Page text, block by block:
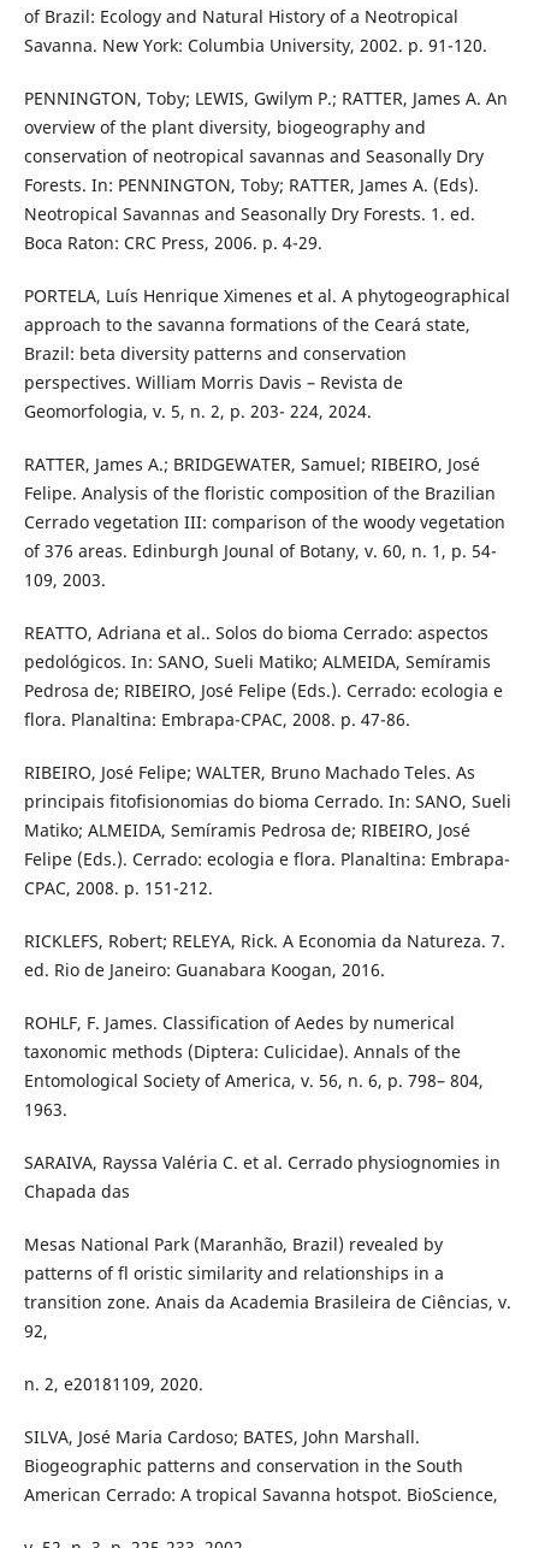
of Brazil: Ecology and Natural History of a Neotropical
Savanna. New York: Columbia University, 2002. p. 91-120.
PENNINGTON, Toby; LEWIS, Gwilym P.; RATTER, James A. An
overview of the plant diversity, biogeography and
conservation of neotropical savannas and Seasonally Dry
Forests. In: PENNINGTON, Toby; RATTER, James A. (Eds).
Neotropical Savannas and Seasonally Dry Forests. 1. ed.
Boca Raton: CRC Press, 2006. p. 4-29.
PORTELA, Luís Henrique Ximenes et al. A phytogeographical
approach to the savanna formations of the Ceará state,
Brazil: beta diversity patterns and conservation
perspectives. William Morris Davis – Revista de
Geomorfologia, v. 5, n. 2, p. 203- 224, 2024.
RATTER, James A.; BRIDGEWATER, Samuel; RIBEIRO, José
Felipe. Analysis of the floristic composition of the Brazilian
Cerrado vegetation III: comparison of the woody vegetation
of 376 areas. Edinburgh Jounal of Botany, v. 60, n. 1, p. 54-
109, 2003.
REATTO, Adriana et al.. Solos do bioma Cerrado: aspectos
pedológicos. In: SANO, Sueli Matiko; ALMEIDA, Semíramis
Pedrosa de; RIBEIRO, José Felipe (Eds.). Cerrado: ecologia e
flora. Planaltina: Embrapa-CPAC, 2008. p. 47-86.
RIBEIRO, José Felipe; WALTER, Bruno Machado Teles. As
principais fitofisionomias do bioma Cerrado. In: SANO, Sueli
Matiko; ALMEIDA, Semíramis Pedrosa de; RIBEIRO, José
Felipe (Eds.). Cerrado: ecologia e flora. Planaltina: Embrapa-
CPAC, 2008. p. 151-212.
RICKLEFS, Robert; RELEYA, Rick. A Economia da Natureza. 7.
ed. Rio de Janeiro: Guanabara Koogan, 2016.
ROHLF, F. James. Classification of Aedes by numerical
taxonomic methods (Diptera: Culicidae). Annals of the
Entomological Society of America, v. 56, n. 6, p. 798– 804,
1963.
SARAIVA, Rayssa Valéria C. et al. Cerrado physiognomies in
Chapada das
Mesas National Park (Maranhão, Brazil) revealed by
patterns of fl oristic similarity and relationships in a
transition zone. Anais da Academia Brasileira de Ciências, v.
92,
n. 2, e20181109, 2020.
SILVA, José Maria Cardoso; BATES, John Marshall.
Biogeographic patterns and conservation in the South
American Cerrado: A tropical Savanna hotspot. BioScience,